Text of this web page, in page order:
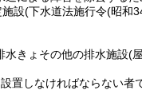
設(下水道法施行令(昭和
きょその他の排水施設(
しなければならない者